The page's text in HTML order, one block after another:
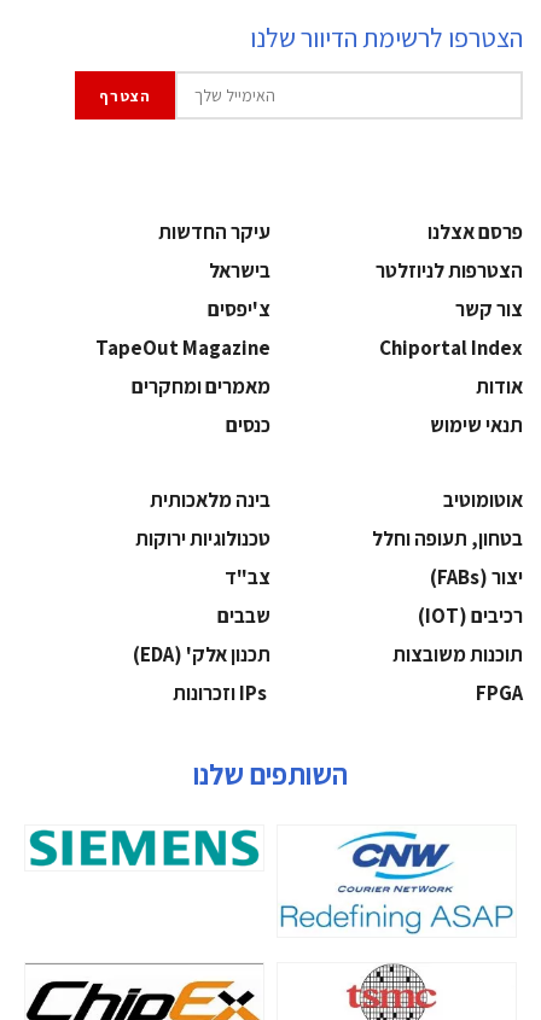
הצטרפו לרשימת הדיוור שלנו
פרסם אצלנו
עיקר החדשות
הצטרפות לניוזלטר
בישראל
צור קשר
צ'יפסים
Chiportal Index
TapeOut Magazine
אודות
מאמרים ומחקרים
תנאי שימוש
כנסים
אוטומוטיב
בינה מלאכותית
בטחון, תעופה וחלל
‫טכנולוגיות ירוקות‬
‫יצור (‪(FABs‬‬
‫צב"ד‬
‫רכיבים‬ (IOT)
‫שבבים‬
‫תוכנות משובצות‬
‫תכנון אלק' (‪(EDA‬‬
‫‪FPGA‬‬
השותפים שלנו